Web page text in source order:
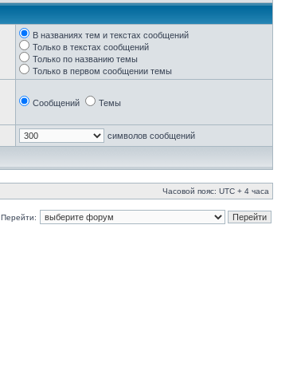
В названиях тем и текстах сообщений
Только в текстах сообщений
Только по названию темы
Только в первом сообщении темы
Сообщений Темы
символов сообщений
Часовой пояс: UTC + 4 часа
Перейти: